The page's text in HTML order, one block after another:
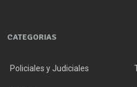
CATEGORIAS
Policiales y Judiciales